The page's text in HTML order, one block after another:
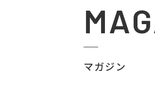
マガジン